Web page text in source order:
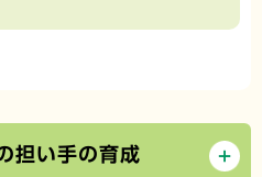
担い手の育成